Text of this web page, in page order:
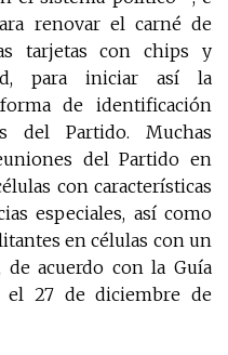
renovar el carné de
tarjetas con chips y
para iniciar así la
de identificación
del Partido. Muchas
del Partido en
con características
especiales, así como
en células con un
acuerdo con la Guía
el 27 de diciembre de